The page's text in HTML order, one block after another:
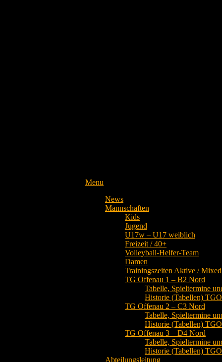
Menu
News
Mannschaften
Kids
Jugend
U17w – U17 weiblich
Freizeit / 40+
Volleyball-Helfer-Team
Damen
Trainingszeiten Aktive / Mixed
TG Offenau 1 – B2 Nord
Tabelle, Spieltermine
Historie (Tabellen)
TG Offenau 2 – C3 Nord
Tabelle, Spieltermine
Historie (Tabellen)
TG Offenau 3 – D4 Nord
Tabelle, Spieltermine
Historie (Tabellen)
Abteilungsleitung